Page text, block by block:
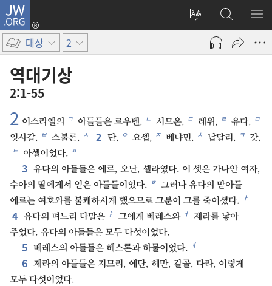
JW.ORG
사이트
언어
변경
로그인
(새로운
열기)
JW.ORG
검색
메
대상 2
역대기상
2:1-55
2 이스라엘의 ㄱ 아들들은 르우벤, ㄴ 시므온, ㄷ 레위, ㄹ 유다, ㅁ
잇사갈, ㅂ 스불론, ㅅ 2 단, ㅇ 요셉, ㅈ 베냐민, ㅊ 납달리, ㅋ 갓,
ㅌ 아셀이었다. ㅍ
3 유다의 아들들은 에르, 오난, 셸라였다. 이 셋은 가나안 여자,
수아의 딸에게서 얻은 아들들이었다. ㅎ 그러나 유다의 맏아들
에르는 여호와를 불쾌하시게 했으므로 그분이 그를 죽이셨다. ㅏ
4 유다의 며느리 다말은 ㅑ 그에게 베레스와 ㅓ 제라를 낳아
주었다. 유다의 아들들은 모두 다섯이었다.
5 베레스의 아들들은 헤스론과 하물이었다. ㅕ
6 제라의 아들들은 지므리, 에단, 헤만, 갈골, 다라, 이렇게
모두 다섯이었다.